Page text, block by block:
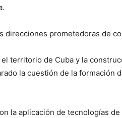
prometedoras de
territorio de Cuba y la
la cuestión de la
la aplicación de tecnologías